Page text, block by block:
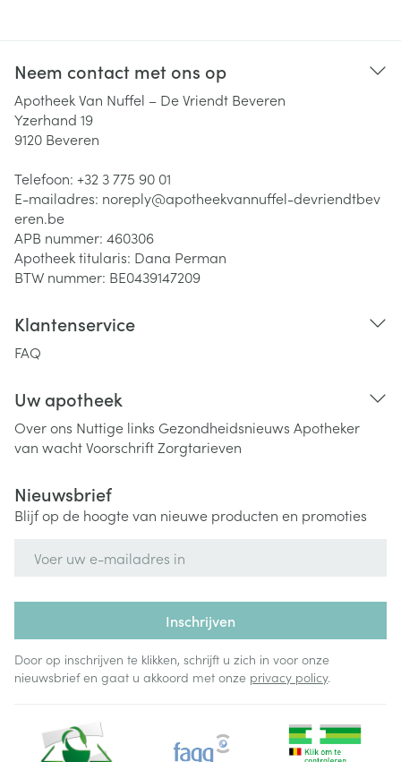
Neem contact met ons op
Apotheek Van Nuffel – De Vriendt Beveren
Yzerhand 19
9120 Beveren
Telefoon: +32 3 775 90 01
E-mailadres: noreply@apotheekvannuffel-devriendtbev
eren.be
APB nummer: 460306
Apotheek titularis: Dana Perman
BTW nummer: BE0439147209
Klantenservice
FAQ
Uw apotheek
Over ons Nuttige links Gezondheidsnieuws Apotheker
van wachtVoorschriftZorgtarieven
Nieuwsbrief
Blijf op de hoogte van nieuwe producten en promoties
Inschrijven
Door op inschrijven te klikken, schrijft u zich in voor onze
nieuwsbrief en gaat u akkoord met onze privacy policy.